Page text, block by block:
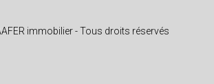
immobilier - Tous droits réservés